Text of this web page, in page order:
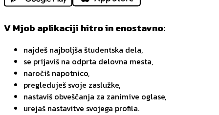
V Mjob aplikaciji hitro in enostavno:
najdeš najboljša študentska dela,
se prijaviš na odprta delovna mesta,
naročiš napotnico,
pregleduješ svoje zaslužke,
nastaviš obveščanja za zanimive oglase,
urejaš nastavitve svojega profila.